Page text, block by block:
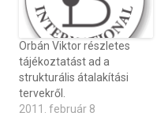
Orbán Viktor részletes
tájékoztatást ad a
strukturális átalakítási
tervekről.
2011. február 8